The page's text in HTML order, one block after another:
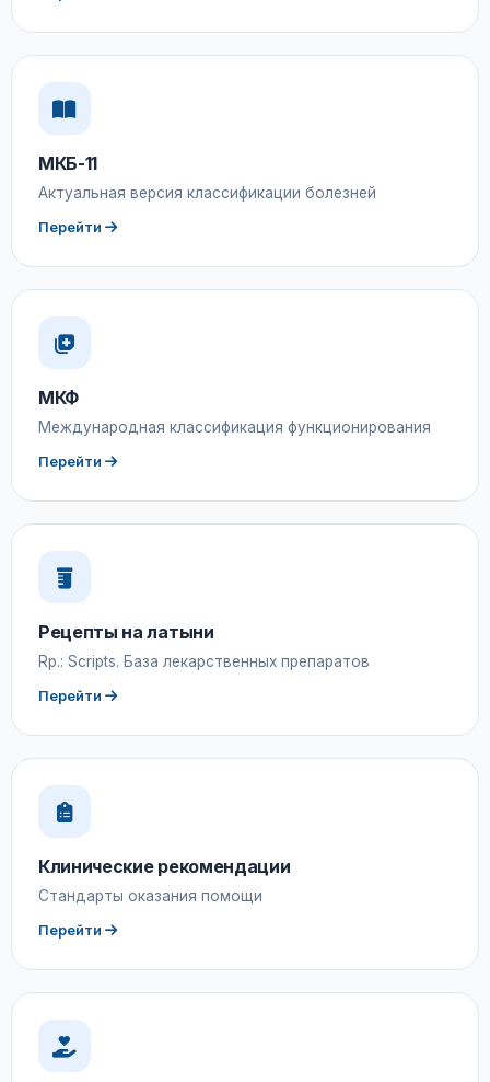
МКБ-11
Актуальная версия классификации болезней
Перейти
МКФ
Международная классификация функционирования
Перейти
Рецепты на латыни
Rp.: Scripts. База лекарственных препаратов
Перейти
Клинические рекомендации
Стандарты оказания помощи
Перейти